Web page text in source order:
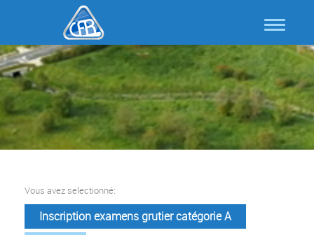
Vous avez selectionné:
Inscription examens grutier catégorie A